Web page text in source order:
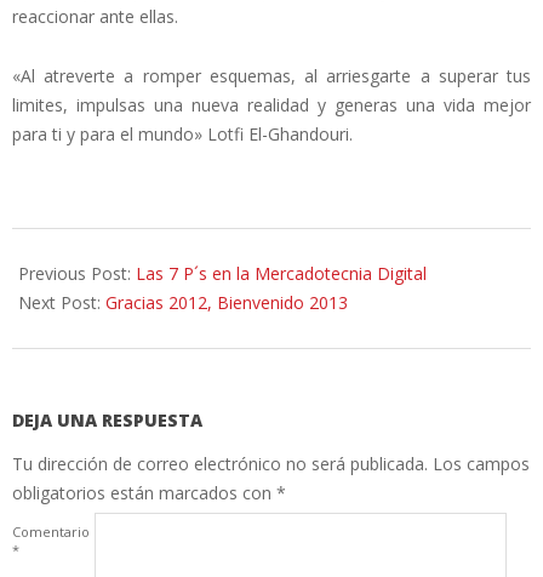
reaccionar ante ellas.
«Al atreverte a romper esquemas, al arriesgarte a superar tus
limites, impulsas una nueva realidad y generas una vida mejor
para ti y para el mundo» Lotfi El-Ghandouri.
01-
01
Previous Post: Las 7 P´s en la Mercadotecnia Digital
Next Post: Gracias 2012, Bienvenido 2013
DEJA UNA RESPUESTA
Tu dirección de correo electrónico no será publicada. Los campos
obligatorios están marcados con *
Comentario
*